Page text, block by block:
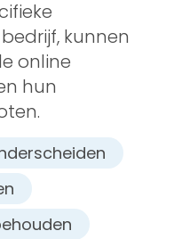
kunnen
online
hun